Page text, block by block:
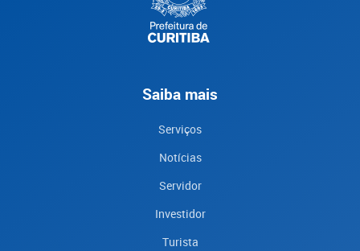
Saiba mais
Serviços
Notícias
Servidor
Investidor
Turista